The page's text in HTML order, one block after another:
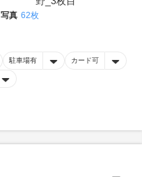
写真 62枚
駐車場有 カード可